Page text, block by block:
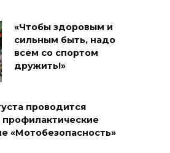
«Чтобы здоровым и
сильным быть, надо
всем со спортом
дружить!»
проводится
профилактические
«Мотобезопасность»